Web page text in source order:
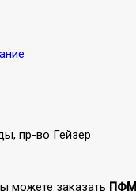
пр-во Гейзер
можете заказать